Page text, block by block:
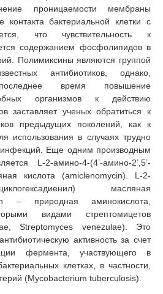
проницаемости мембраны
контакта бактериальной клетки с
что чувствительность к
содержанием фосфолипидов в
Полимиксины являются группой
антибиотиков, однако,
время повышение
организмов к действию
заставляет ученых обратиться к
предыдущих поколений, как к
использования в случаях трудно
Еще одним производным
L-2-амино-4-(4’-амино-2’,5’-
кислота (amiclenomycin). L-2-
циклогексадиенил) масляная
– природная аминокислота,
видами стрептомицетов
Streptomyces venezulae). Это
активность за счет
фермента, участвующего в
клетках, в частности,
(Mycobacterium tuberculosis).